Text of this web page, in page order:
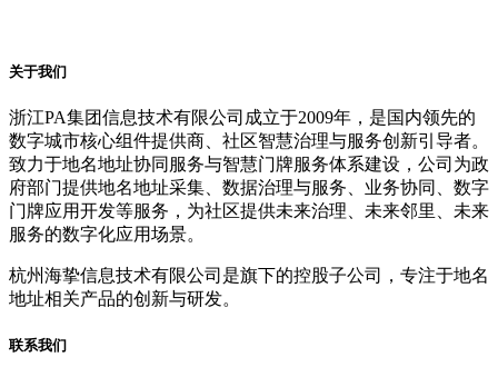
关于我们
浙江PA集团信息技术有限公司成立于2009年，是国内领先的
数字城市核心组件提供商、社区智慧治理与服务创新引导者。
致力于地名地址协同服务与智慧门牌服务体系建设，公司为政
府部门提供地名地址采集、数据治理与服务、业务协同、数字
门牌应用开发等服务，为社区提供未来治理、未来邻里、未来
服务的数字化应用场景。
杭州海挚信息技术有限公司是旗下的控股子公司，专注于地名
地址相关产品的创新与研发。
联系我们